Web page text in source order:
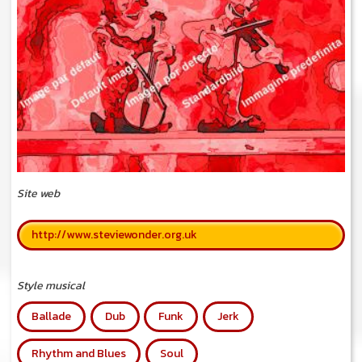
Site web
http://www.steviewonder.org.uk
Style musical
Ballade
Dub Funk Jerk
Rhythm and Blues Soul